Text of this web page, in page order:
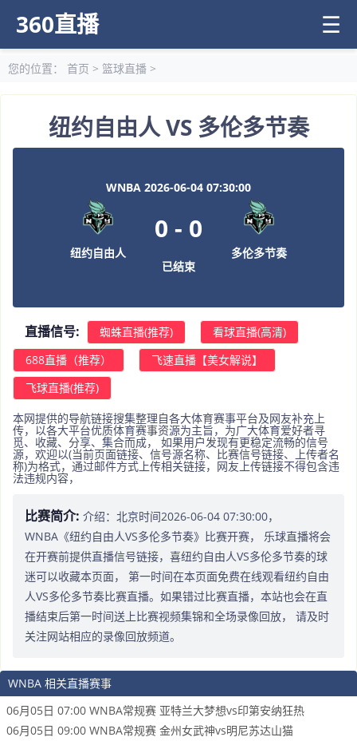
360直播 ☰
您的位置： 首页 > 篮球直播 >
纽约自由人 VS 多伦多节奏
WNBA 2026-06-04 07:30:00
纽约自由人
0 - 0
已结束
多伦多节奏
直播信号: 蜘蛛直播(推荐)
看球直播(高清)
688直播（推荐）
飞速直播【美女解说】
飞球直播(推荐)
本网提供的导航链接搜集整理自各大体育赛事平台及网友补充上
传，以各大平台优质体育赛事资源为主旨，为广大体育爱好者寻
觅、收藏、分享、集合而成， 如果用户发现有更稳定流畅的信号
源，欢迎以(当前页面链接、信号源名称、比赛信号链接、上传者名
称)为格式，通过邮件方式上传相关链接，网友上传链接不得包含违
法违规内容，
比赛简介: 介绍：北京时间2026-06-04 07:30:00，
WNBA《纽约自由人VS多伦多节奏》比赛开赛， 乐球直播将会
在开赛前提供直播信号链接，喜纽约自由人VS多伦多节奏的球
迷可以收藏本页面， 第一时间在本页面免费在线观看纽约自由
人VS多伦多节奏比赛直播。如果错过比赛直播，本站也会在直
播结束后第一时间送上比赛视频集锦和全场录像回放， 请及时
关注网站相应的录像回放频道。
WNBA 相关直播赛事
06月05日 07:00 WNBA常规赛 亚特兰大梦想vs印第安纳狂热
06月05日 09:00 WNBA常规赛 金州女武神vs明尼苏达山猫